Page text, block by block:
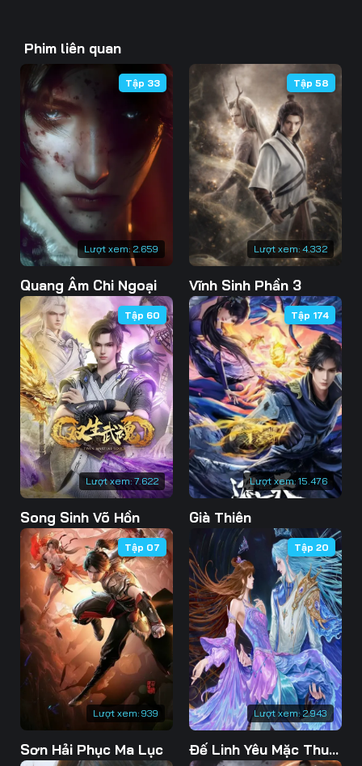
47 48
49 51
52 54
55 57
58 60
61 63
64 66
67 68 69
70 71 72
73 75
76 77 78
79 80 81
82 83 84
85 86 87
88 89 90
91 92 93
94 95 96
97 98 99
100 102
103 105
Phim liên quan
Lượt xem: 2.659
Tập 33
Quang Âm Chi Ngoại
Lượt xem: 4.332
Tập 58
Vĩnh Sinh Phần 3
Lượt xem: 7.622
Tập 60
Song Sinh Võ Hồn
Lượt xem: 15.476
Tập 174
Già Thiên
Lượt xem: 939
Tập 07
Sơn Hải Phục Ma Lục
Lượt xem:2.943
Tập 20
Đế Linh Yêu Mặc Thuỷ Linh Lung